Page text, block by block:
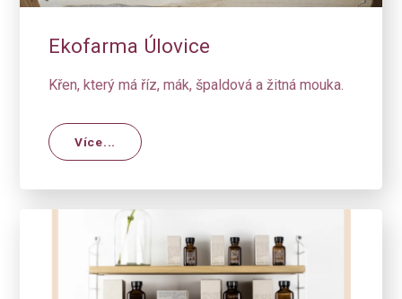
Ekofarma Úlovice
Křen, který má říz, mák, špaldová a žitná mouka.
Více...